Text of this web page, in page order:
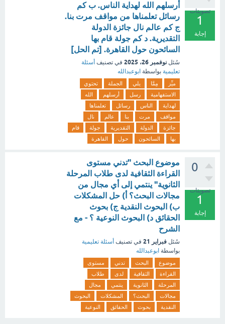
تصويتات
1
إجابة
أرسلهم الله لهداية الناس. ب كم
رسائل تعلمناها من مواقف مرت بنا.
ج كم عالم نال جائزة الدولة
التقديرية. د كم جولة قام بها
السائحون حول القاهرة. [تم الحل]
سُئل نوفمبر 26، 2025 في تصنيف أسئلة
تعليمية بواسطة ابوعبدالله
ميِّز مِمَّا يلي الجملة
تحتوي
الاستفهامية
رسل أرسلهم
الله
لهداية
الناس رسائل
تعلمناها
مواقف
مرت بنا عالم
نال
جائزة
الدولة التقديرية جولة
قام
بها
السائحون حول القاهرة
0
تصويتات
1
إجابة
موضوع البحث "تدني مستوى
القراءة الثقافية لدى طلاب المرحلة
الثانوية" ينتمي إلى أي مجال من
مجالات البحث؟ أ) حل المشكلات
ب) البحوث النقدية ج) بحوث
الحقائق د) البحوث النوعية ؟ - مع
الشرح
سُئل فبراير 21 في تصنيف أسئلة تعليمية
بواسطة ابوعبدالله
موضوع البحث تدني
مستوى
القراءة
الثقافية لدى
طلاب
المرحلة
الثانوية ينتمي
مجال
مجالات
البحث؟ المشكلات
البحوث
النقدية
بحوث الحقائق النوعية